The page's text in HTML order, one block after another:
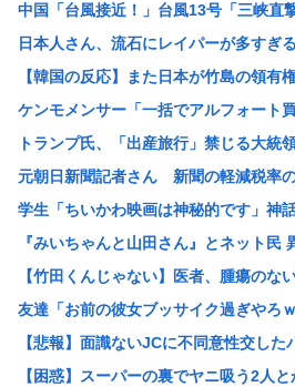
中国「台風接近！」台風13号「三峡直
日本人さん、流石にレイパーが多すぎ
【韓国の反応】また日本が竹島の領
ケンモメンサー「一括でアルフォート
トランプ氏、「出産旅行」禁じる大統
元朝日新聞記者さん 新聞の軽減税率
学生「ちいかわ映画は神秘的です」神
『みいちゃんと山田さん』とネット民
【竹田くんじゃない】医者、腫瘍のな
友達「お前の彼女ブッサイク過ぎやろ
【悲報】面識ないJCに不同意性交し
【困惑】スーパーの裏でヤニ吸う2人